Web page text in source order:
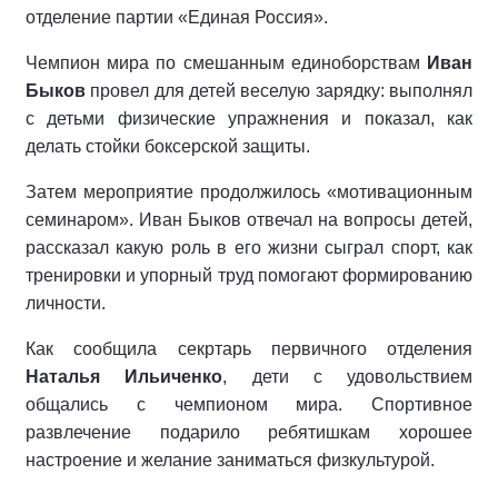
отделение партии «Единая Россия».
Чемпион мира по смешанным единоборствам Иван
Быков провел для детей веселую зарядку: выполнял
с детьми физические упражнения и показал, как
делать стойки боксерской защиты.
Затем мероприятие продолжилось «мотивационным
семинаром». Иван Быков отвечал на вопросы детей,
рассказал какую роль в его жизни сыграл спорт, как
тренировки и упорный труд помогают формированию
личности.
Как сообщила секртарь первичного отделения
Наталья Ильиченко, дети с удовольствием
общались с чемпионом мира. Спортивное
развлечение подарило ребятишкам хорошее
настроение и желание заниматься физкультурой.